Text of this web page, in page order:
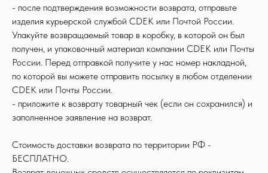
- после подтверждения возможности возврата, отправьте
изделия курьерской службой CDEK или Почтой России.
Упакуйте возвращаемый товар в коробку, в которой он был
получен, и упаковочный материал компании CDEK или Почты
России. Перед отправкой получите у нас номер накладной,
по которой вы можете отправить посылку в любом отделении
CDEK или Почты России.
- приложите к возврату товарный чек (если он сохранился) и
заполненное заявление на возврат.
Стоимость доставки возврата по территории РФ -
БЕСПЛАТНО.